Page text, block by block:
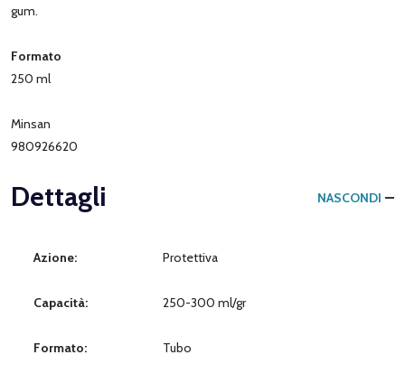
gum.
Formato
250 ml
Minsan
980926620
Dettagli NASCONDI
Azione: Protettiva
Capacità: 250-300 ml/gr
Formato: Tubo